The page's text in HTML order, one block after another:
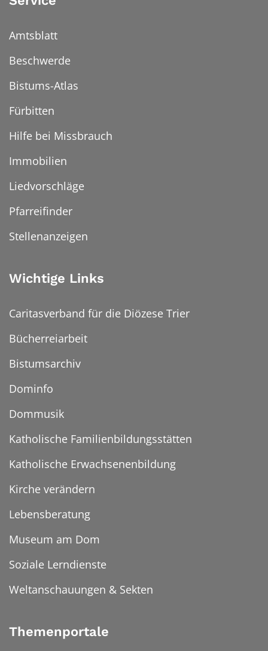
Amtsblatt
Beschwerde
Bistums-Atlas
Fürbitten
Hilfe bei Missbrauch
Immobilien
Liedvorschläge
Pfarreifinder
Stellenanzeigen
Wichtige Links
Caritasverband für die Diözese Trier
Bücherreiarbeit
Bistumsarchiv
Dominfo
Dommusik
Katholische Familienbildungsstätten
Katholische Erwachsenenbildung
Kirche verändern
Lebensberatung
Museum am Dom
Soziale Lerndienste
Weltanschauungen & Sekten
Themenportale